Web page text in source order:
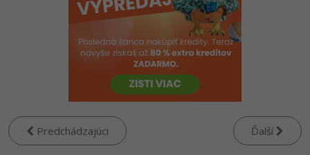
Python -80%
JavaScript -80%
C++
Swift -80%
WordPress
SEO -30%
Business
Predchádzajúci Ďalší